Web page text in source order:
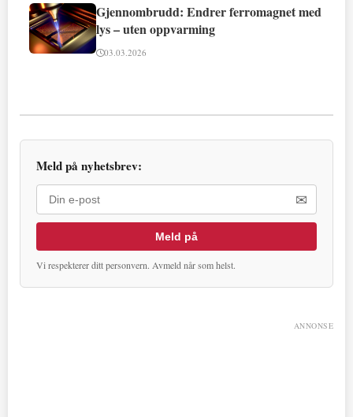
Gjennombrudd: Endrer ferromagnet med
lys – uten oppvarming
03.03.2026
Meld på nyhetsbrev:
✉
Meld på
Vi respekterer ditt personvern. Avmeld når som helst.
ANNONSE